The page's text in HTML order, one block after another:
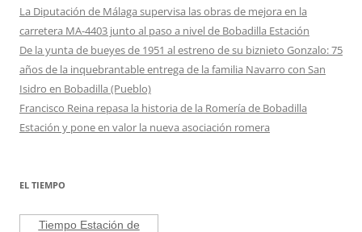
La Diputación de Málaga supervisa las obras de mejora en la
carretera MA-4403 junto al paso a nivel de Bobadilla Estación
De la yunta de bueyes de 1951 al estreno de su biznieto Gonzalo: 75
años de la inquebrantable entrega de la familia Navarro con San
Isidro en Bobadilla (Pueblo)
Francisco Reina repasa la historia de la Romería de Bobadilla
Estación y pone en valor la nueva asociación romera
EL TIEMPO
Tiempo Estación de